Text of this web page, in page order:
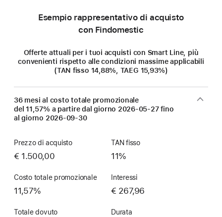
Esempio rappresentativo di acquisto
con Findomestic
Offerte attuali per i tuoi acquisti con Smart Line, più
convenienti rispetto alle condizioni massime applicabili
(TAN fisso 14,88%, TAEG 15,93%)
36 mesi al costo totale promozionale
del 11,57% a partire dal giorno 2026-05-27fino
al giorno 2026-09-30
Prezzo di acquisto
€ 1.500,00
TAN fisso
11%
Costo totale promozionale
11,57%
Interessi
€ 267,96
Totale dovuto Durata